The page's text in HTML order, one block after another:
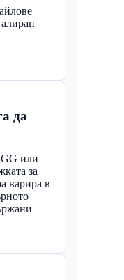
да
или
за
варира в